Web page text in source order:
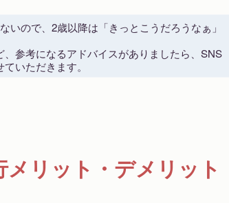
いので、2歳以降は「きっとこうだろうなぁ」
、参考になるアドバイスがありましたら、SNS
いただきます。
リット・デメリット